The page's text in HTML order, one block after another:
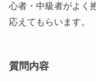
心者・中級者がよく
応えてもらいます。
質問内容